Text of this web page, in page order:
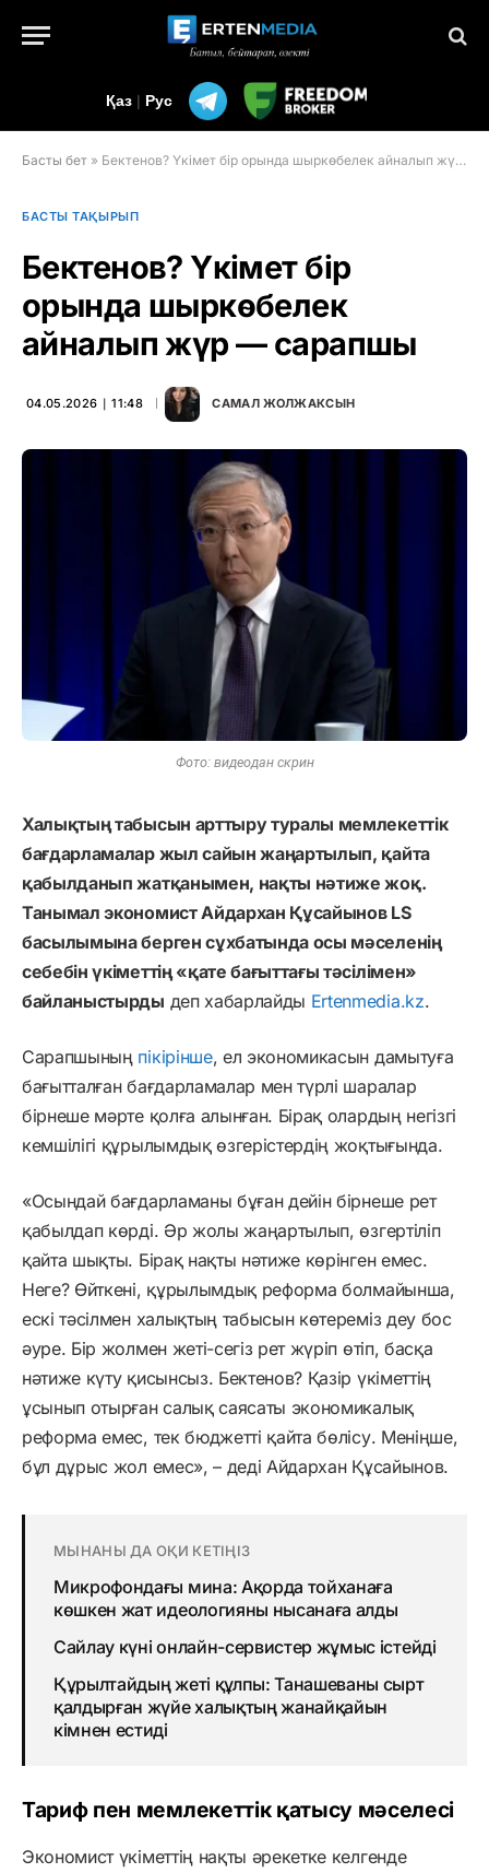
Қаз | Рус
Басты бет » Бектенов? Үкімет бір орында шыркөбелек айналып жүр — сарапшы
БАСТЫ ТАҚЫРЫП
Бектенов? Үкімет бір
орында шыркөбелек
айналып жүр — сарапшы
04.05.2026 ∣ 11:48 САМАЛ ЖОЛЖАКСЫН
Фото: видеодан скрин
Халықтың табысын арттыру туралы мемлекеттік
бағдарламалар жыл сайын жаңартылып, қайта
қабылданып жатқанымен, нақты нәтиже жоқ.
Танымал экономист Айдархан Құсайынов LS
басылымына берген сұхбатында осы мәселенің
себебін үкіметтің «қате бағыттағы тәсілімен»
байланыстырды деп хабарлайды Ertenmedia.kz.
Сарапшының пікірінше, ел экономикасын дамытуға
бағытталған бағдарламалар мен түрлі шаралар
бірнеше мәрте қолға алынған. Бірақ олардың негізгі
кемшілігі құрылымдық өзгерістердің жоқтығында.
«Осындай бағдарламаны бұған дейін бірнеше рет
қабылдап көрді. Әр жолы жаңартылып, өзгертіліп
қайта шықты. Бірақ нақты нәтиже көрінген емес.
Неге? Өйткені, құрылымдық реформа болмайынша,
ескі тәсілмен халықтың табысын көтереміз деу бос
әуре. Бір жолмен жеті-сегіз рет жүріп өтіп, басқа
нәтиже күту қисынсыз. Бектенов? Қазір үкіметтің
ұсынып отырған салық саясаты экономикалық
реформа емес, тек бюджетті қайта бөлісу. Меніңше,
бұл дұрыс жол емес», – деді Айдархан Құсайынов.
МЫНАНЫ ДА ОҚИ КЕТІҢІЗ
Микрофондағы мина: Ақорда тойханаға
көшкен жат идеологияны нысанаға алды
Сайлау күні онлайн-сервистер жұмыс істейді
Құрылтайдың жеті құлпы: Танашеваны сырт
қалдырған жүйе халықтың жанайқайын
кімнен естиді
Тариф пен мемлекеттік қатысу мәселесі
Экономист үкіметтің нақты әрекетке келгенде